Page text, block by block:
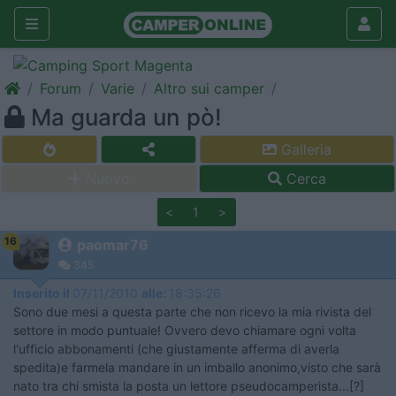
Forum Varie Altro sui camper
Ma guarda un pò!
Galleria
Cerca
< 1 >
16 paomar76
345
Inserito il 07/11/2010 alle: 18:35:26
Sono due mesi a questa parte che non ricevo la mia rivista del
settore in modo puntuale! Ovvero devo chiamare ogni volta
l'ufficio abbonamenti (che giustamente afferma di averla
spedita)e farmela mandare in un imballo anonimo,visto che sarà
nato tra chi smista la posta un lettore pseudocamperista...[?]